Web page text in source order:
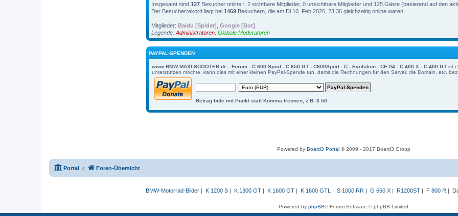
Insgesamt sind 127 Besucher online :: 2 sichtbare Mitglieder, 0 unsichtbare Mitglieder und 125 Gäste (basierend auf den
Der Besucherrekord liegt bei 1469 Besuchern, die am Di 10. Feb 2026, 23:36 gleichzeitig online waren.
Mitglieder: Baidu [Spider] Google [Bot]
Legende: Administratoren Globale Moderatoren
PAYPAL-SPENDEN
www.BMW-MAXI-SCOOTER.de - Forum - C 600 Sport - C 650 GT - C600Sport - C - Evolution - CE 04 - C 400 X - C 400 GT ist
unterstützen möchte, kann dies mit einer kleinen PayPal-Spende tun, damit die Rechnungen für den Server, die Domain, etc.
Betrag bitte mit Punkt statt Komma trennen, z.B. 3.50
Powered by Board3 Portal© 2009 - 2017 Board3 Group
Portal Foren-Übersicht
BMW-Motorrad-Bilder| K 1200 S| K 1300 GT| K 1600 GT| K 1600 GTL | S 1000 RR | G 650 X| R1200ST| F 800 R |
Powered by phpBB® Forum Software © phpBB Limited